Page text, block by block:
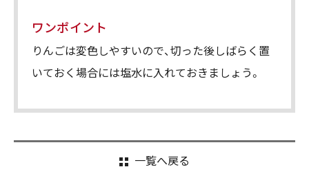
ワンポイント
りんごは変色しやすいので、切った後しばらく置
いておく場合には塩水に入れておきましょう。
一覧へ戻る